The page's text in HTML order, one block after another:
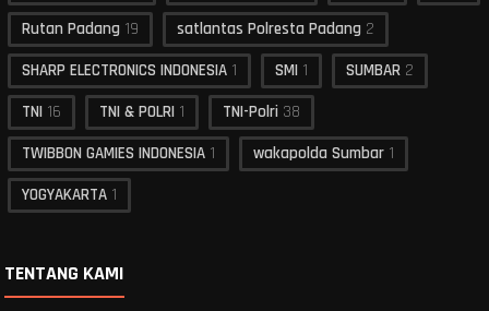
Rutan Padang 19 satlantas Polresta Padang 2
SHARP ELECTRONICS INDONESIA 1 SMI 1 SUMBAR 2
TNI 16 TNI & POLRI 1 TNI-Polri 38
TWIBBON GAMIES INDONESIA 1 wakapolda Sumbar 1
YOGYAKARTA 1
TENTANG KAMI